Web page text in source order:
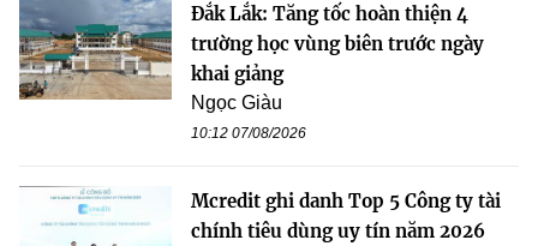
Đắk Lắk: Tăng tốc hoàn thiện 4
trường học vùng biên trước ngày
khai giảng
Ngọc Giàu
10:12 07/08/2026
Mcredit ghi danh Top 5 Công ty tài
chính tiêu dùng uy tín năm 2026